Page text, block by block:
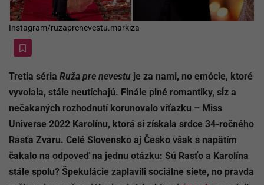
Instagram/ruzaprenevestu.markiza
Tretia séria Ruža pre nevestu je za nami, no emócie, ktoré
vyvolala, stále neutíchajú. Finále plné romantiky, sĺz a
nečakaných rozhodnutí korunovalo víťazku – Miss
Universe 2022 Karolínu, ktorá si získala srdce 34-ročného
Rasťa Zvaru. Celé Slovensko aj Česko však s napätím
čakalo na odpoveď na jednu otázku: Sú Rasťo a Karolína
stále spolu? Špekulácie zaplavili sociálne siete, no pravda